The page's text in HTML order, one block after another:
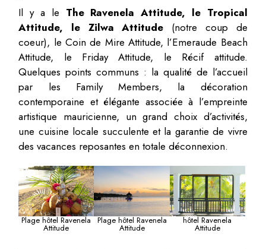
Il y a le The Ravenela Attitude, le Tropical
Attitude, le Zilwa Attitude (notre coup de
coeur), le Coin de Mire Attitude, l’Emeraude Beach
Attitude, le Friday Attitude, le Récif attitude.
Quelques points communs : la qualité de l’accueil
par les Family Members, la décoration
contemporaine et élégante associée à l’empreinte
artistique mauricienne, un grand choix d’activités,
une cuisine locale succulente et la garantie de vivre
des vacances reposantes en totale déconnexion.
Plage hôtel Ravenela
Attitude
Plage hôtel Ravenela
Attitude
hôtel Ravenela
Attitude